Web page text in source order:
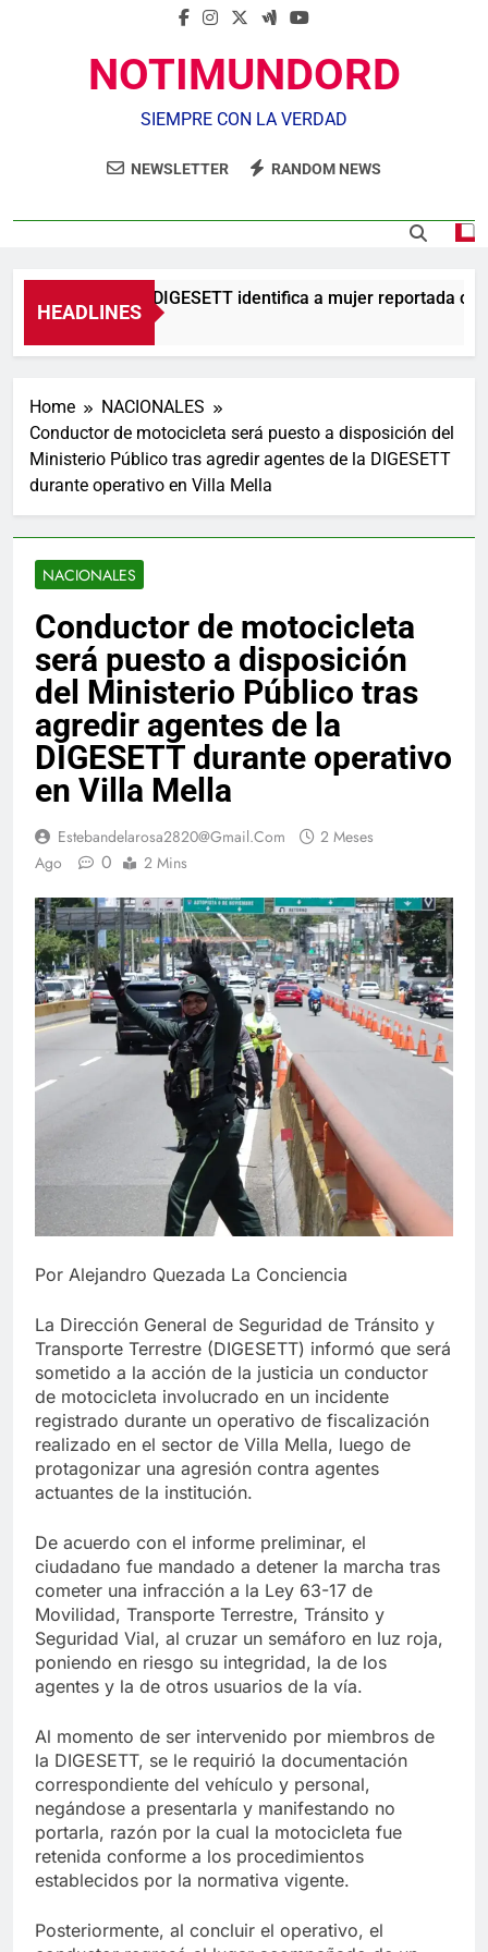
NOTIMUNDORD
SIEMPRE CON LA VERDAD
NEWSLETTER RANDOM NEWS
HEADLINES
Agente de la DIGESETT identifica a mujer reportada
4 Horas Ago
Home
NACIONALES
Conductor de motocicleta será puesto a disposición del
Ministerio Público tras agredir agentes de la DIGESETT
durante operativo en Villa Mella
NACIONALES
Conductor de motocicleta
será puesto a disposición
del Ministerio Público tras
agredir agentes de la
DIGESETT durante operativo
en Villa Mella
Estebandelarosa2820@gmail.com
2 Meses
Ago
0 2 Mins
Por Alejandro Quezada La Conciencia
La Dirección General de Seguridad de Tránsito y
Transporte Terrestre (DIGESETT) informó que será
sometido a la acción de la justicia un conductor
de motocicleta involucrado en un incidente
registrado durante un operativo de fiscalización
realizado en el sector de Villa Mella, luego de
protagonizar una agresión contra agentes
actuantes de la institución.
De acuerdo con el informe preliminar, el
ciudadano fue mandado a detener la marcha tras
cometer una infracción a la Ley 63-17 de
Movilidad, Transporte Terrestre, Tránsito y
Seguridad Vial, al cruzar un semáforo en luz roja,
poniendo en riesgo su integridad, la de los
agentes y la de otros usuarios de la vía.
Al momento de ser intervenido por miembros de
la DIGESETT, se le requirió la documentación
correspondiente del vehículo y personal,
negándose a presentarla y manifestando no
portarla, razón por la cual la motocicleta fue
retenida conforme a los procedimientos
establecidos por la normativa vigente.
Posteriormente, al concluir el operativo, el